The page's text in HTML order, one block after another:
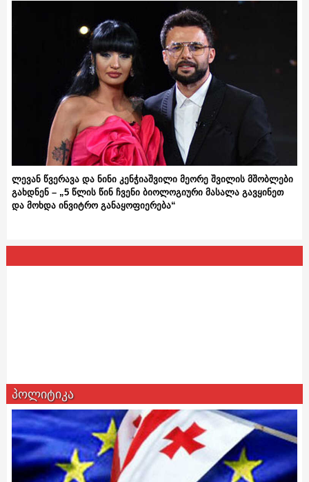
ლევან წვერავა და ნინი კენჭიაშვილი მეორე შვილის მშობლები
გახდნენ – „5 წლის წინ ჩვენი ბიოლოგიური მასალა გავყინეთ
და მოხდა ინვიტრო განაყოფიერება“
პოლიტიკა